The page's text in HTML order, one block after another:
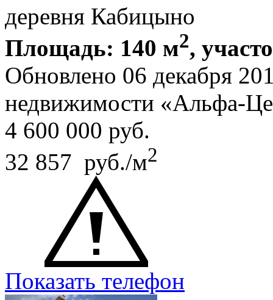
деревня Кабицыно
Площадь: 140 м2,
Обновлено 06 декабря
недвижимости «Альфа-
4 600 000 руб.
32 857 руб./м2
Показать телефон